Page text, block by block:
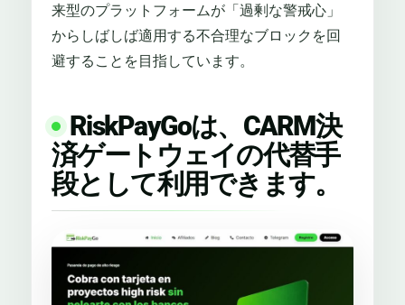
来型のプラットフォームが「過剰な警戒心」
からしばしば適用する不合理なブロックを回
避することを目指しています。
RiskPayGoは、CARM決
済ゲートウェイの代替手
段として利用できます。